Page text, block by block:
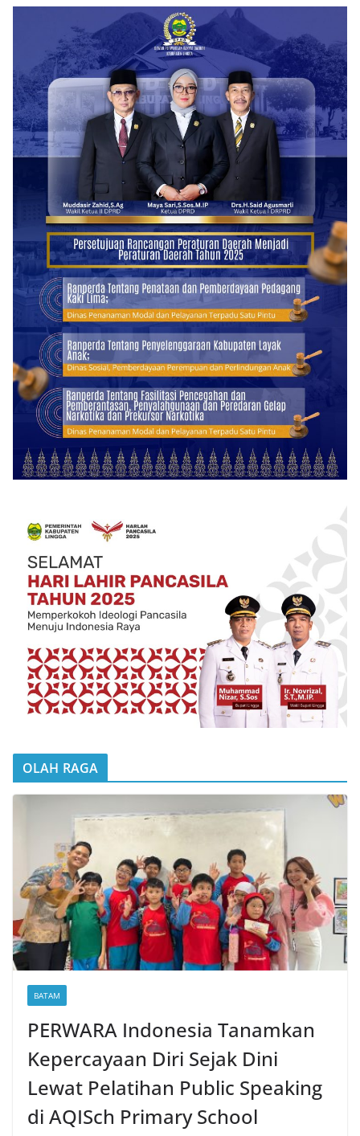
OLAH RAGA
BATAM
PERWARA Indonesia Tanamkan
Kepercayaan Diri Sejak Dini
Lewat Pelatihan Public Speaking
di AQISch Primary School